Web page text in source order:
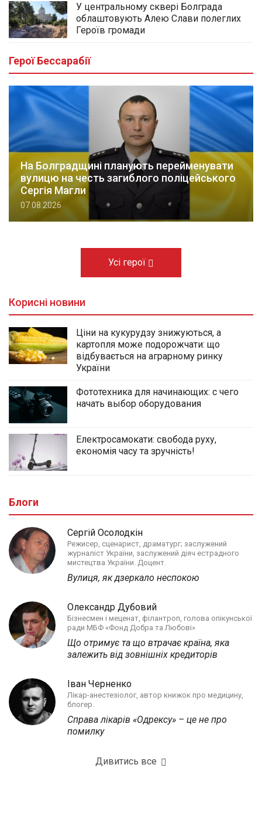
У центральному сквері Болграда
облаштовують Алею Слави полеглих
Героїв громади
Герої Бессарабії
На Болградщині планують перейменувати
вулицю на честь загиблого поліцейського
Сергія Магли
07.08.2026
Усі герої
Корисні новини
Ціни на кукурудзу знижуються, а
картопля може подорожчати: що
відбувається на аграрному ринку
України
Фототехника для начинающих: с чего
начать выбор оборудования
Електросамокати: свобода руху,
економія часу та зручність!
Блоги
Сергій Осолодкін
Режисер, сценарист, драматург; заслужений
журналіст України, заслужений діяч естрадного
мистецтва України. Доцент.
Вулиця, як дзеркало неспокою
Олександр Дубовий
Бізнесмен і меценат, філантроп, голова опікунської
ради МБФ «Фонд Добра та Любові»
Що отримує та що втрачає країна, яка
залежить від зовнішніх кредиторів
Іван Черненко
Лікар-анестезіолог, автор книжок про медицину,
блогер.
Справа лікарів «Одрексу» – це не про
помилку
Дивитись все